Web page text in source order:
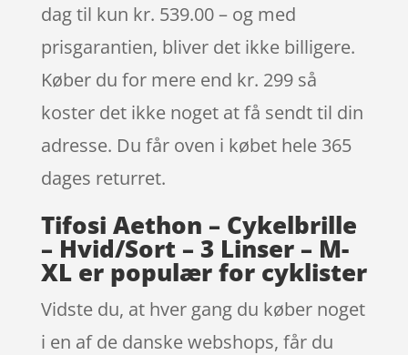
dag til kun kr. 539.00 – og med
prisgarantien, bliver det ikke billigere.
Køber du for mere end kr. 299 så
koster det ikke noget at få sendt til din
adresse. Du får oven i købet hele 365
dages returret.
Tifosi Aethon – Cykelbrille
– Hvid/Sort – 3 Linser – M-
XL er populær for cyklister
Vidste du, at hver gang du køber noget
i en af de danske webshops, får du